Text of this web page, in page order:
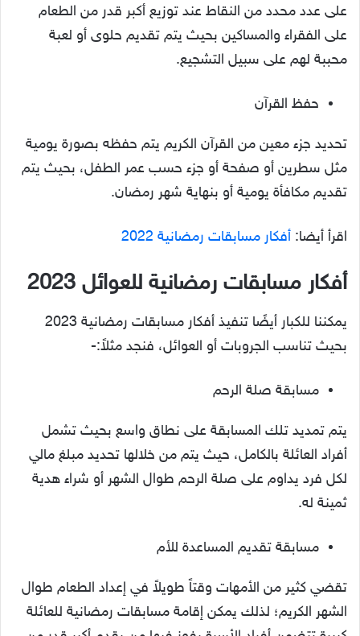
على عدد محدد من النقاط عند توزيع أكبر قدر من الطعام
على الفقراء والمساكين بحيث يتم تقديم حلوى أو لعبة
محببة لهم على سبيل التشجيع.
حفظ القرآن
تحديد جزء معين من القرآن الكريم يتم حفظه بصورة يومية
مثل سطرين أو صفحة أو جزء حسب عمر الطفل، بحيث يتم
تقديم مكافأة يومية أو بنهاية شهر رمضان.
اقرأ أيضا: أفكار مسابقات رمضانية 2022
أفكار مسابقات رمضانية للعوائل 2023
يمكننا للكبار أيضًا تنفيذ أفكار مسابقات رمضانية 2023
بحيث تناسب الجروبات أو العوائل، فنجد مثلاً:-
مسابقة صلة الرحم
يتم تمديد تلك المسابقة على نطاق واسع بحيث تشمل
أفراد العائلة بالكامل، حيث يتم من خلالها تحديد مبلغ مالي
لكل فرد يداوم على صلة الرحم طوال الشهر أو شراء هدية
ثمينة له.
مسابقة تقديم المساعدة للأم
تقضي كثير من الأمهات وقتاً طويلاً في إعداد الطعام طوال
الشهر الكريم؛ لذلك يمكن إقامة مسابقات رمضانية للعائلة